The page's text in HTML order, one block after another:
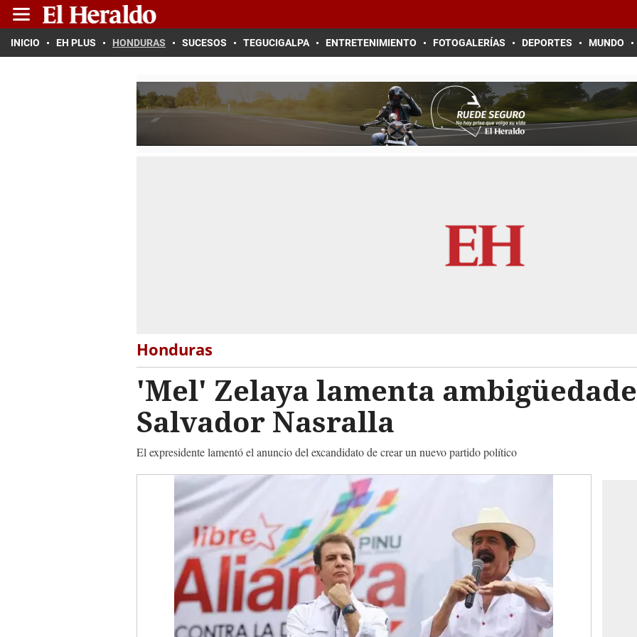
INICIO EH PLUS HONDURAS SUCESOS TEGUCIGALPA ENTRETENIMIENTO FOTOGALERÍAS DEPORTES MUNDO
Honduras
'Mel' Zelaya lamenta
Salvador Nasralla
El expresidente lamentó el anuncio del excandidato de crear un nuevo partido político